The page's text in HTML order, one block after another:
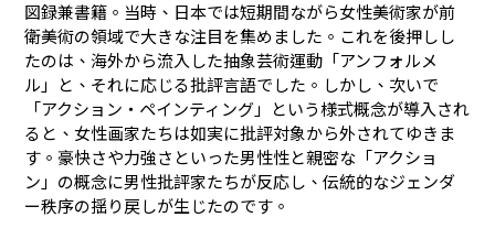
図録兼書籍。当時、日本では短期間ながら女性美術家が前
衛美術の領域で大きな注目を集めました。これを後押しし
たのは、海外から流入した抽象芸術運動「アンフォルメ
ル」と、それに応じる批評言語でした。しかし、次いで
「アクション・ペインティング」という様式概念が導入され
ると、女性画家たちは如実に批評対象から外されてゆきま
す。豪快さや力強さといった男性性と親密な「アクショ
ン」の概念に男性批評家たちが反応し、伝統的なジェンダ
ー秩序の揺り戻しが生じたのです。